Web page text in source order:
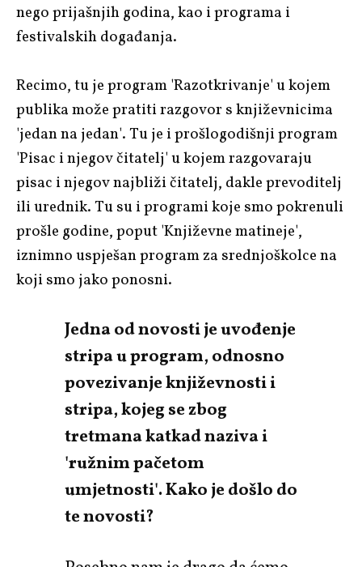
nego prijašnjih godina, kao i programa i
festivalskih događanja.
Recimo, tu je program 'Razotkrivanje' u kojem
publika može pratiti razgovor s književnicima
'jedan na jedan'. Tu je i prošlogodišnji program
'Pisac i njegov čitatelj' u kojem razgovaraju
pisac i njegov najbliži čitatelj, dakle prevoditelj
ili urednik. Tu su i programi koje smo pokrenuli
prošle godine, poput 'Književne matineje',
iznimno uspješan program za srednjoškolce na
koji smo jako ponosni.
Jedna od novosti je uvođenje
stripa u program, odnosno
povezivanje književnosti i
stripa, kojeg se zbog
tretmana katkad naziva i
'ružnim pačetom
umjetnosti'. Kako je došlo do
te novosti?